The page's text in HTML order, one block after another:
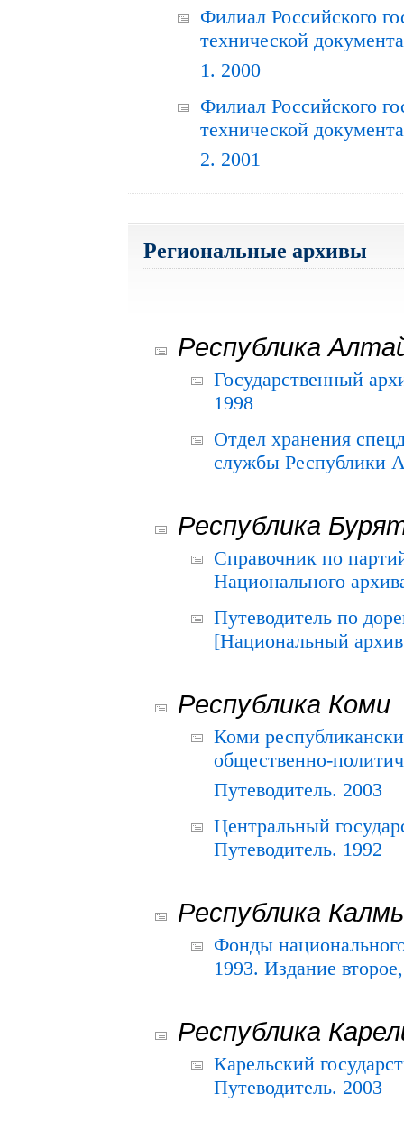
Филиал Российского
технической
1. 2000
Филиал Российского
технической
2. 2001
Региональные архивы
Республика
Государственный
1998
Отдел хранения
службы Республики
Республика
Справочник по
Национального
Путеводитель по
[Национальный
Республика Коми
Коми
общественно-
Путеводитель. 2003
Центральный
Путеводитель. 1992
Республика
Фонды
1993. Издание
Республика
Карельский
Путеводитель. 2003